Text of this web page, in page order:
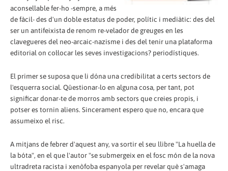
aconsellable fer-ho -sempre, a més
de fàcil- des d'un doble estatus de poder, polític i mediàtic: des del
ser un antifeixista de renom re-velador de greuges en les
clavegueres del neo-arcaic-nazisme i des del tenir una plataforma
editorial on col·locar les seves investigacions? periodístiques.
El primer se suposa que li dóna una credibilitat a certs sectors de
l'esquerra social. Qüestionar-lo en alguna cosa, per tant, pot
significar donar-te de morros amb sectors que creies propis, i
potser es tornin aliens. Sincerament espero que no, encara que
assumeixo el risc.
A mitjans de febrer d'aquest any, va sortir el seu llibre "La huella de
la bóta", en el que l'autor "se submergeix en el fosc món de la nova
ultradreta racista i xenòfoba espanyola per revelar què s'amaga